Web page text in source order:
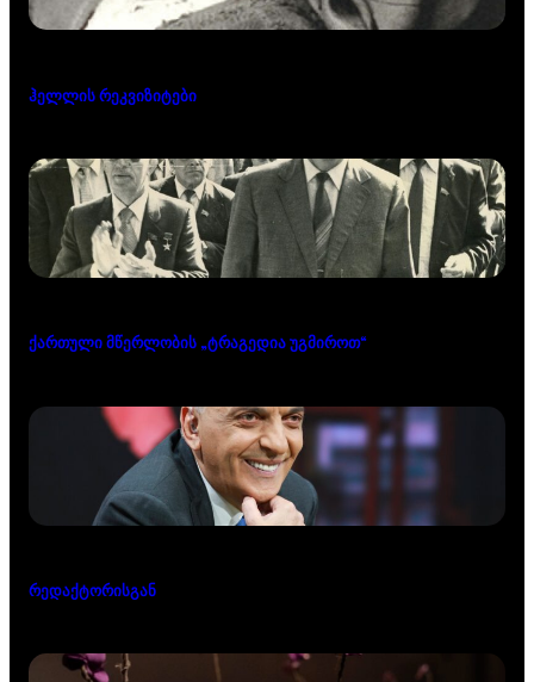
ჰელლის რეკვიზიტები
ქართული მწერლობის „ტრაგედია უგმიროთ“
რედაქტორისგან